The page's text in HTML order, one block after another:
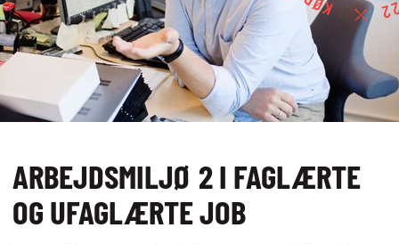
UDLEJNING OG
EVENTS
VIRKSOMHEDS­
ARBEJDSMILJØ 2 I FAGLÆRTE
OG UFAGLÆRTE JOB